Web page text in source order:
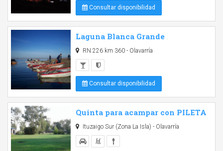
Consultar disponibilidad
Laguna Blanca Grande
RN 226 km 360 - Olavarría
Consultar disponibilidad
Quinta para acampar con PILETA
Ituzaigo Sur (Zona La Isla) - Olavarría